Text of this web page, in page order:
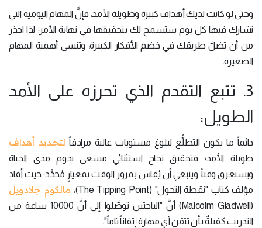
وحتى لو كانت لديك أهداف كبيرة وطويلة الأمد، فإنَّ المهام اليومية التي
تشارك فيها كل يوم ستسمح لك بتحقيقها في نهاية الأمر؛ لذا احذر
من أن تضلَّ طريقك في خضم الأفكار الكبيرة، وتنسى أهمية المهام
الصغيرة.
3. تتبع التقدم الذي تحرزه على الأمد
الطويل:
دائماً ما يكون التطلُّع لبلوغ مستويات عالية مرادفاً لتحديد أهداف
طويلة الأمد؛ فتحقيق نجاح استثنائي مسعى يدوم مدى الحياة
ويستغرق وقتاً، وينبغي أن يُقاس بمرور الوقت بمعيارٍ مُحدَّد؛ حيث أفاد
مؤلف كتاب "نقطة التحول" (The Tipping Point)،
مالكوم جلادويل
(Malcolm Gladwell) أنَّ "الباحثين توصَّلوا إلى أنَّ 10000 ساعة من
التدريب كفيلةٌ بأن تتقن أي مهارة إتقاناً تاماً".